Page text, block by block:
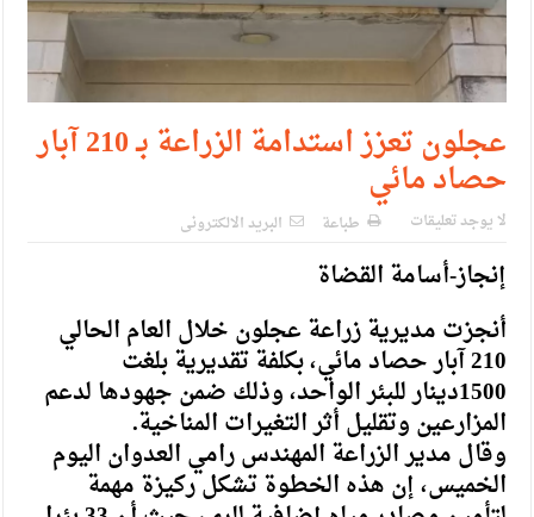
عجلون تعزز استدامة الزراعة بـ 210 آبار
حصاد مائي
لا يوجد تعليقات طباعة البريد الالكترونى
إنجاز-أسامة القضاة
أنجزت مديرية زراعة عجلون خلال العام الحالي
210 آبار حصاد مائي، بكلفة تقديرية بلغت
1500دينار للبئر الواحد، وذلك ضمن جهودها لدعم
المزارعين وتقليل أثر التغيرات المناخية.
وقال مدير الزراعة المهندس رامي العدوان اليوم
الخميس، إن هذه الخطوة تشكل ركيزة مهمة